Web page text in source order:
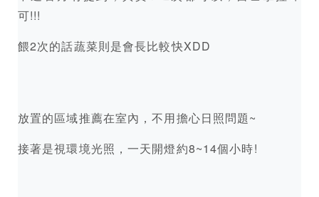
可!!!
餵2次的話蔬菜則是會長比較快XDD
放置的區域推薦在室內，不用擔心日照問題~
接著是視環境光照，一天開燈約8~14個小時!